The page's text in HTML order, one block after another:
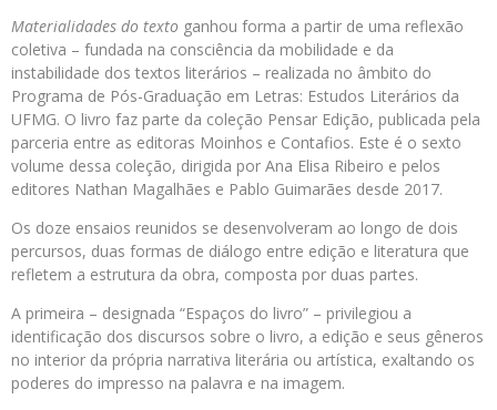
Materialidades do texto ganhou forma a partir de uma reflexão
coletiva – fundada na consciência da mobilidade e da
instabilidade dos textos literários – realizada no âmbito do
Programa de Pós-Graduação em Letras: Estudos Literários da
UFMG. O livro faz parte da coleção Pensar Edição, publicada pela
parceria entre as editoras Moinhos e Contafios. Este é o sexto
volume dessa coleção, dirigida por Ana Elisa Ribeiro e pelos
editores Nathan Magalhães e Pablo Guimarães desde 2017.
Os doze ensaios reunidos se desenvolveram ao longo de dois
percursos, duas formas de diálogo entre edição e literatura que
refletem a estrutura da obra, composta por duas partes.
A primeira – designada “Espaços do livro” – privilegiou a
identificação dos discursos sobre o livro, a edição e seus gêneros
no interior da própria narrativa literária ou artística, exaltando os
poderes do impresso na palavra e na imagem.